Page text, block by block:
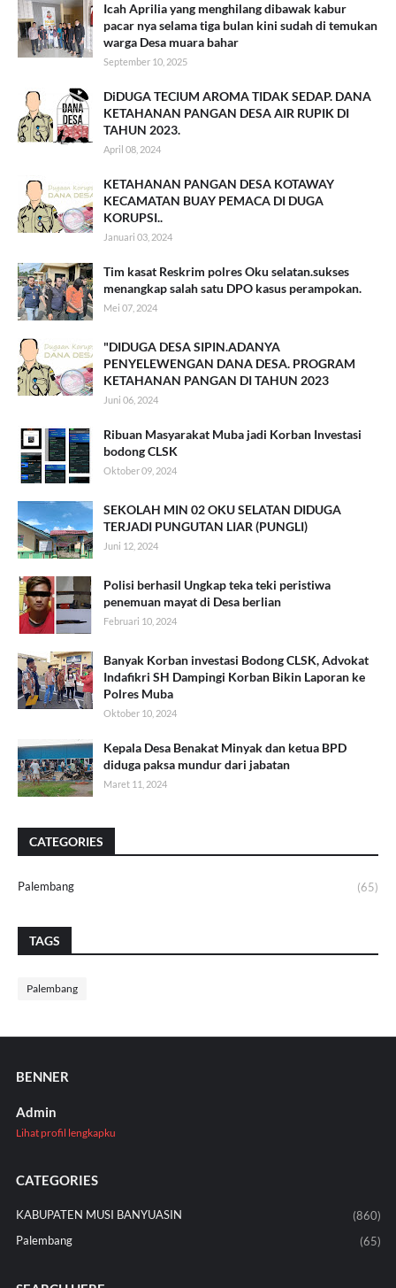
Icah Aprilia yang menghilang dibawak kabur
pacar nya selama tiga bulan kini sudah di temukan
warga Desa muara bahar
September 10, 2025
DiDUGA TECIUM AROMA TIDAK SEDAP. DANA
KETAHANAN PANGAN DESA AIR RUPIK DI
TAHUN 2023.
April 08, 2024
KETAHANAN PANGAN DESA KOTAWAY
KECAMATAN BUAY PEMACA DI DUGA
KORUPSI..
Januari 03, 2024
Tim kasat Reskrim polres Oku selatan.sukses
menangkap salah satu DPO kasus perampokan.
Mei 07, 2024
"DIDUGA DESA SIPIN.ADANYA
PENYELEWENGAN DANA DESA. PROGRAM
KETAHANAN PANGAN DI TAHUN 2023
Juni 06, 2024
Ribuan Masyarakat Muba jadi Korban Investasi
bodong CLSK
Oktober 09, 2024
SEKOLAH MIN 02 OKU SELATAN DIDUGA
TERJADI PUNGUTAN LIAR (PUNGLI)
Juni 12, 2024
Polisi berhasil Ungkap teka teki peristiwa
penemuan mayat di Desa berlian
Februari 10, 2024
Banyak Korban investasi Bodong CLSK, Advokat
Indafikri SH Dampingi Korban Bikin Laporan ke
Polres Muba
Oktober 10, 2024
Kepala Desa Benakat Minyak dan ketua BPD
diduga paksa mundur dari jabatan
Maret 11, 2024
CATEGORIES
Palembang (65)
TAGS
Palembang
BENNER
Admin
Lihat profil lengkapku
CATEGORIES
KABUPATEN MUSI BANYUASIN
(860)
Palembang
(65)